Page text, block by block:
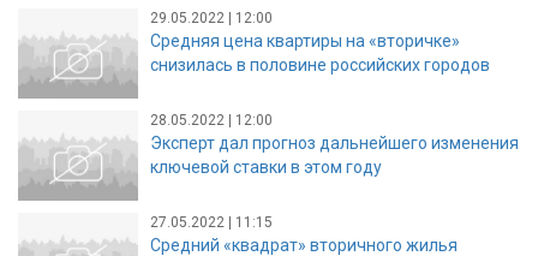
29.05.2022 | 12:00
Средняя цена квартиры на «вторичке»
снизилась в половине российских городов
28.05.2022 | 12:00
Эксперт дал прогноз дальнейшего изменения
ключевой ставки в этом году
27.05.2022 | 11:15
Средний «квадрат» вторичного жилья